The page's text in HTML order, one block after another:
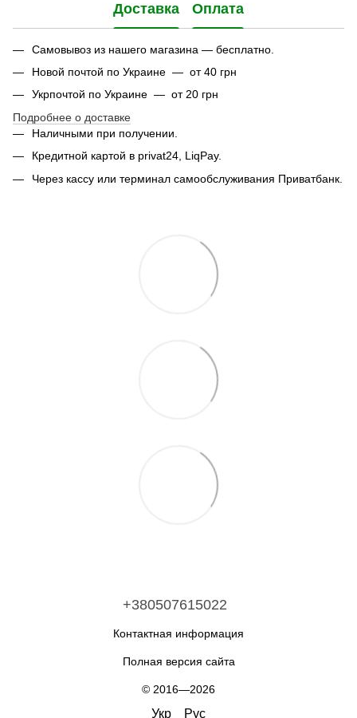
Доставка Оплата
Самовывоз из нашего магазина — бесплатно.
Новой почтой по Украине — от 40 грн
Укрпочтой по Украине — от 20 грн
Подробнее о доставке
Наличными при получении.
Кредитной картой в privat24, LiqPay.
Через кассу или терминал самообслуживания Приватбанк.
+380507615022
Контактная информация
Полная версия сайта
© 2016—2026
Укр Рус